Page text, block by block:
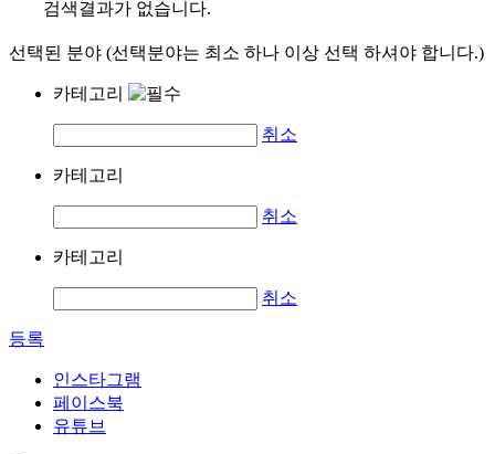
검색결과가 없습니다.
선택된 분야 (선택분야는 최소 하나 이상 선택 하셔야 합니다.)
카테고리
취소
카테고리
취소
카테고리
취소
등록
인스타그램
페이스북
유튜브